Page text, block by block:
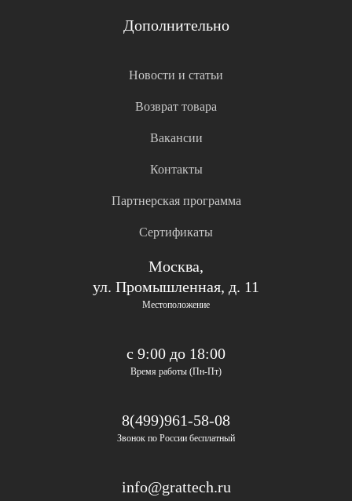
Дополнительно
Новости и статьи
Возврат товара
Вакансии
Контакты
Партнерская программа
Сертификаты
Москва,
ул. Промышленная, д. 11
Местоположение
с 9:00 до 18:00
Время работы (Пн-Пт)
8(499)961-58-08
Звонок по России бесплатный
info@grattech.ru